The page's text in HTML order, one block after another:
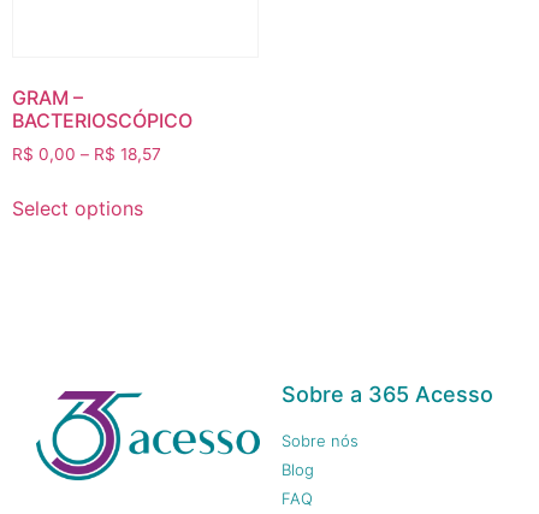
GRAM –
BACTERIOSCÓPICO
R$ 0,00 – R$ 18,57
Select options
Sobre a 365 Acesso
Sobre nós
Blog
FAQ